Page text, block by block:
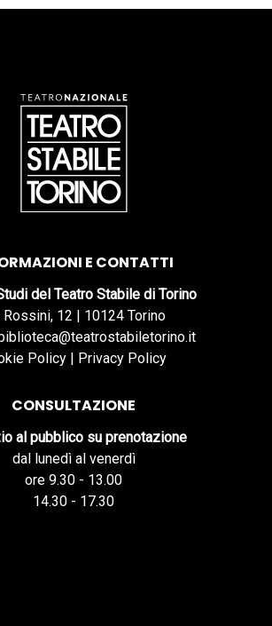
E CONTATTI
del Teatro Stabile di Torino
Rossini, 12 | 10124 Torino
Policy | Privacy Policy
CONSULTAZIONE
al pubblico su prenotazione
dal lunedì al venerdì
ore 9.30 - 13.00
14.30 - 17.30